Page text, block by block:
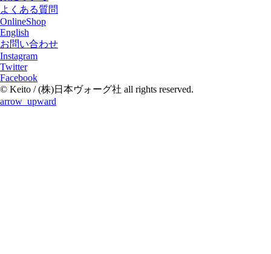
よくある質問
OnlineShop
English
お問い合わせ
Instagram
Twitter
Facebook
© Keito / (株)日本ヴォーグ社 all rights reserved.
arrow_upward